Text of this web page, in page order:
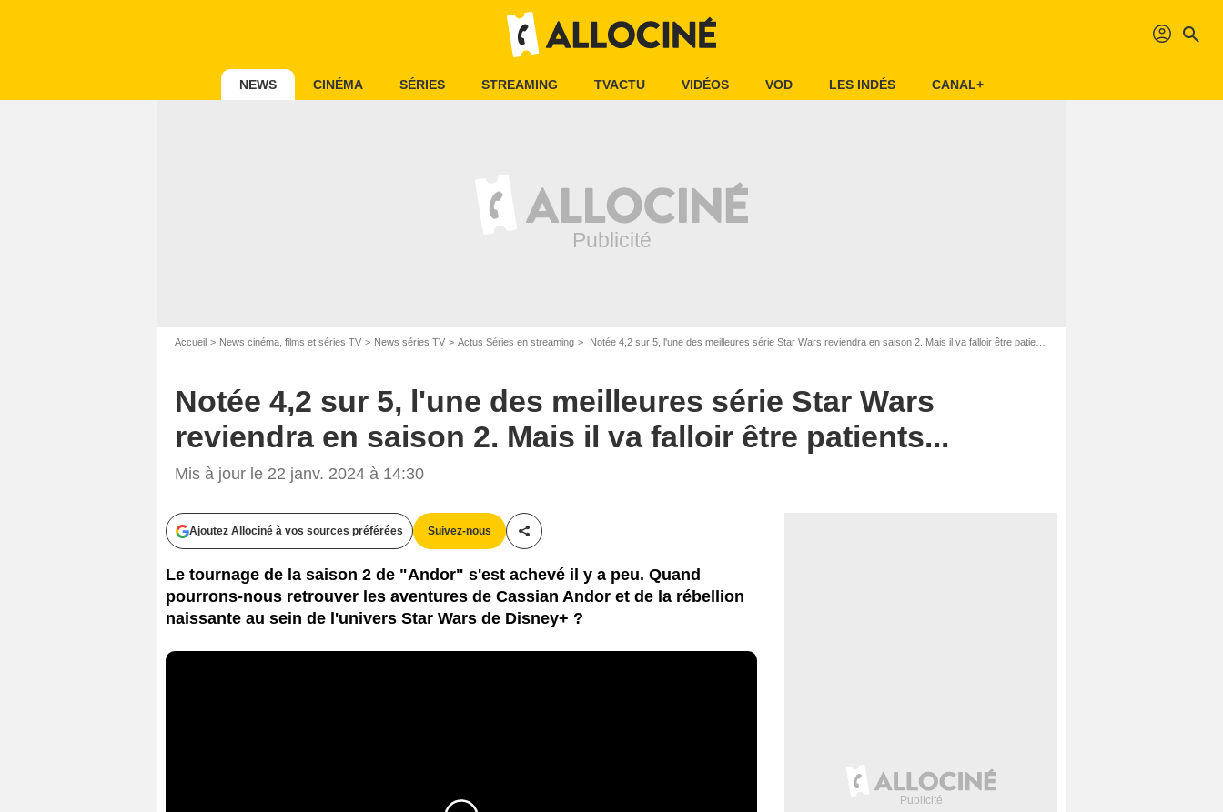
profil search
NEWS CINÉMA SÉRIES STREAMING TVACTU VIDÉOS VOD LES INDÉS CANAL+
Accueil News cinéma, films et séries TV News séries TV Actus Séries en streaming Notée 4,2 sur 5, l'une des meilleures série Star Wars reviendra en saison 2. Mais il va falloir être patients...
Notée 4,2 sur 5, l'une des meilleures série Star Wars
reviendra en saison 2. Mais il va falloir être patients...
Mis à jour le 22 janv. 2024 à 14:30
Ajoutez Allociné à vos sources préférées Suivez-nous
Partager cet article
Le tournage de la saison 2 de "Andor" s'est achevé il y a peu. Quand
pourrons-nous retrouver les aventures de Cassian Andor et de la rébellion
naissante au sein de l'univers Star Wars de Disney+ ?